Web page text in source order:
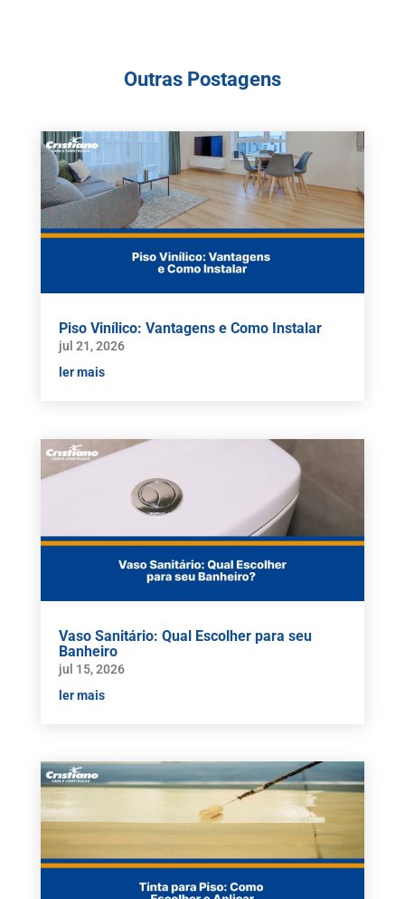
Outras Postagens
Piso Vinílico: Vantagens e Como Instalar
jul 21, 2026
ler mais
Vaso Sanitário: Qual Escolher para seu
Banheiro
jul 15, 2026
ler mais